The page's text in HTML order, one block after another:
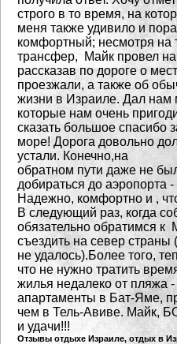
строго в то время, на
меня также удивило и
комфортный; несмотря на
трансфер, Майк провел
рассказав по дороге о
проезжали, а также об
жизни в Израиле. Дал нам
которые нам очень
сказать большое спасибо
море! Дорога довольно
устали. Конечно,на
обратном пути даже не
добираться до аэропорта
Надежно, комфортно и ,
В следующий раз, когда
обязательно обратимся к
съездить на север страны
не удалось).Более того,
что не нужно тратить
жилья недалеко от пляжа
апартаменты в Бат-Яме,
чем в Тель-Авиве.
и удачи!!!
Отзывы отдыхе Израиле, отдых в